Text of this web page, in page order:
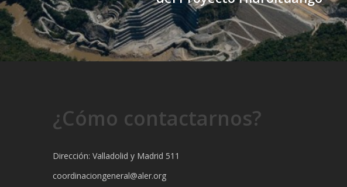
¿Cómo contactarnos?
Dirección: Valladolid y Madrid 511
coordinaciongeneral@aler.org